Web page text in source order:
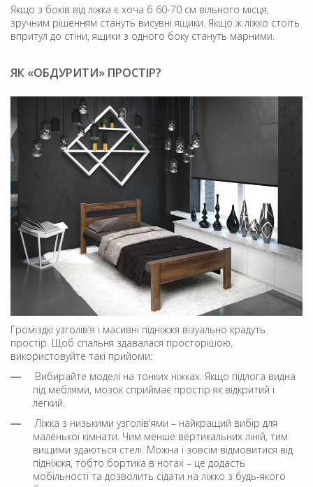
Якщо з боків від ліжка є хоча б 60-70 см вільного місця,
зручним рішенням стануть висувні ящики. Якщо ж ліжко стоїть
впритул до стіни, ящики з одного боку стануть марними.
ЯК «ОБДУРИТИ» ПРОСТІР?
Громіздкі узголів'я і масивні підніжжя візуально крадуть
простір. Щоб спальня здавалася просторішою,
використовуйте такі прийоми:
Вибирайте моделі на тонких ніжках. Якщо підлога видна
під меблями, мозок сприймає простір як відкритий і
легкий.
Ліжка з низькими узголів'ями – найкращий вибір для
маленької кімнати. Чим менше вертикальних ліній, тим
вищими здаються стелі. Можна і зовсім відмовитися від
підніжжя, тобто бортика в ногах – це додасть
мобільності та дозволить сідати на ліжко з будь-якого